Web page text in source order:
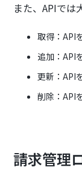
また、APIでは
取得：API
追加：API
更新：API
削除：API
請求管理